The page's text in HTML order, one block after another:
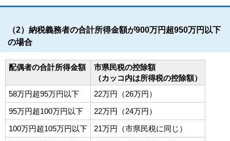
（2）納税義務者の合計所得金額が900万円超950万円以下
の場合
配偶者の合計所得金額
市県民税の控除額
（カッコ内は所得税の控除額）
58万円超95万円以下
22万円（26万円）
95万円超100万円以下
22万円（24万円）
100万円超105万円以下
21万円（市県民税に同じ）